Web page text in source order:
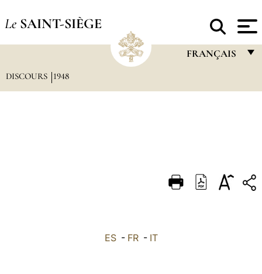
Le SAINT-SIÈGE
FRANÇAIS
DEUTSCH
DISCOURS 1948
ES- FR- IT